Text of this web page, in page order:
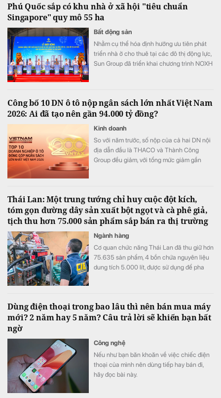
Phú Quốc sắp có khu nhà ở xã hội "tiêu chuẩn
Singapore" quy mô 55 ha
Bất động sản
Nhằm cụ thể hóa định hướng ưu tiên phát
triển nhà ở cho thuê tại các đô thị động lực,
Sun Group đã triển khai chương trình NOXH
môi trường sống xanh, kết nối đồng bộ tiện
ích trường học, y tế, thương mại cho người
Công bố 10 DN ô tô nộp ngân sách lớn nhất Việt Nam
2026: Ai đã tạo nên gần 94.000 tỷ đồng?
Kinh doanh
So với năm trước, số nộp của cả hai DN nội
địa dẫn đầu là THACO và Thành Công
Group đều giảm, với tổng mức giảm gần
Thái Lan: Một trung tướng chỉ huy cuộc đột kích,
tóm gọn đường dây sản xuất bột ngọt và cà phê giả,
tịch thu hơn 75.000 sản phẩm sắp bán ra thị trường
Ngành hàng
Cơ quan chức năng Thái Lan đã thu giữ hơn
75.635 sản phẩm, 4 bồn chứa nguyên liệu
dung tích 5.000 lít, được sử dụng để pha
Dùng điện thoại trong bao lâu thì nên bán mua máy
mới? 2 năm hay 5 năm? Câu trả lời sẽ khiến bạn bất
ngờ
Công nghệ
Nếu như bạn băn khoăn về việc chiếc điện
thoại của mình nên dùng tiếp hay bán đi,
hãy đọc bài này.